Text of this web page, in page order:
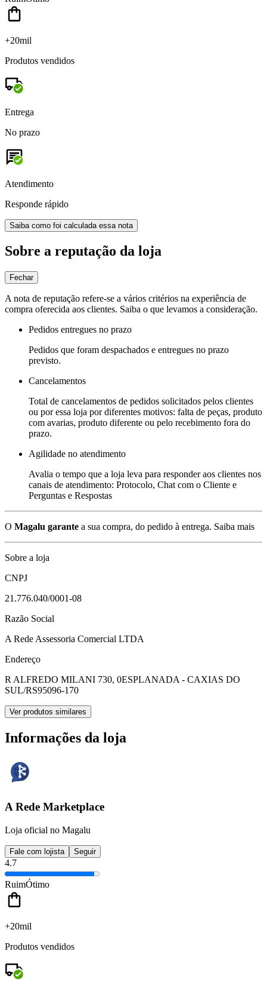
+20mil
Produtos vendidos
Entrega
No prazo
Atendimento
Responde rápido
Saiba como foi calculada essa nota
Sobre a reputação da loja
Fechar
A nota de reputação refere-se a vários critérios na experiência de
compra oferecida aos clientes. Saiba o que levamos a consideração.
Pedidos entregues no prazo
Pedidos que foram despachados e entregues no prazo
previsto.
Cancelamentos
Total de cancelamentos de pedidos solicitados pelos clientes
ou por essa loja por diferentes motivos: falta de peças, produto
com avarias, produto diferente ou pelo recebimento fora do
prazo.
Agilidade no atendimento
Avalia o tempo que a loja leva para responder aos clientes nos
canais de atendimento: Protocolo, Chat com o Cliente e
Perguntas e Respostas
O Magalu garante a sua compra, do pedido à entrega. Saiba mais
Sobre a loja
CNPJ
21.776.040/0001-08
Razão Social
A Rede Assessoria Comercial LTDA
Endereço
R ALFREDO MILANI 730, 0ESPLANADA - CAXIAS DO
SUL/RS95096-170
Ver produtos similares
Informações da loja
A Rede Marketplace
Loja oficial no Magalu
Fale com lojista Seguir
4.7
RuimÓtimo
+20mil
Produtos vendidos